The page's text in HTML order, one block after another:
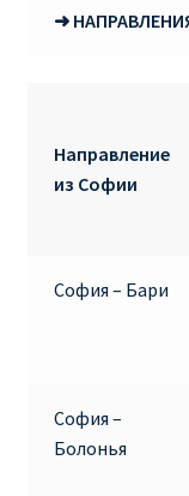
RYANAIR.COM
Авиабилеты
АВИАБИЛЕТЫ
АВИАБИЛЕТЫ
АВИАБИЛЕТЫ
➜
Направление
из Софии
София – Бари
София –
Болонья